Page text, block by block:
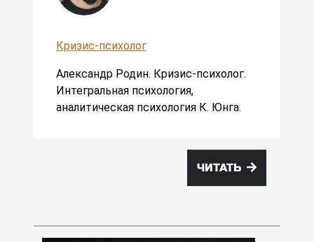
Кризис-психолог
Александр Родин. Кризис-психолог.
Интегральная психология,
аналитическая психология К. Юнга.
ЧИТАТЬ